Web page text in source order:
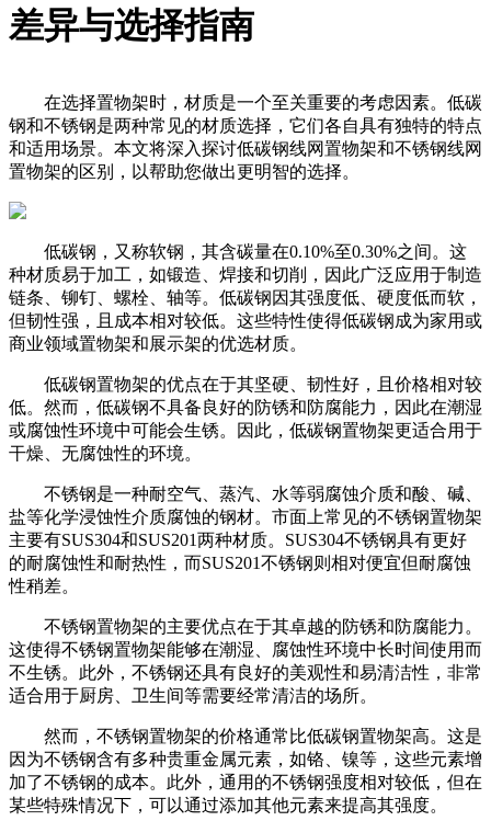
差异与选择指南
在选择置物架时，材质是一个至关重要的考虑因素。低碳
钢和不锈钢是两种常见的材质选择，它们各自具有独特的特点
和适用场景。本文将深入探讨低碳钢线网置物架和不锈钢线网
置物架的区别，以帮助您做出更明智的选择。
低碳钢，又称软钢，其含碳量在0.10%至0.30%之间。这
种材质易于加工，如锻造、焊接和切削，因此广泛应用于制造
链条、铆钉、螺栓、轴等。低碳钢因其强度低、硬度低而软，
但韧性强，且成本相对较低。这些特性使得低碳钢成为家用或
商业领域置物架和展示架的优选材质。
低碳钢置物架的优点在于其坚硬、韧性好，且价格相对较
低。然而，低碳钢不具备良好的防锈和防腐能力，因此在潮湿
或腐蚀性环境中可能会生锈。因此，低碳钢置物架更适合用于
干燥、无腐蚀性的环境。
不锈钢是一种耐空气、蒸汽、水等弱腐蚀介质和酸、碱、
盐等化学浸蚀性介质腐蚀的钢材。市面上常见的不锈钢置物架
主要有SUS304和SUS201两种材质。SUS304不锈钢具有更好
的耐腐蚀性和耐热性，而SUS201不锈钢则相对便宜但耐腐蚀
性稍差。
不锈钢置物架的主要优点在于其卓越的防锈和防腐能力。
这使得不锈钢置物架能够在潮湿、腐蚀性环境中长时间使用而
不生锈。此外，不锈钢还具有良好的美观性和易清洁性，非常
适合用于厨房、卫生间等需要经常清洁的场所。
然而，不锈钢置物架的价格通常比低碳钢置物架高。这是
因为不锈钢含有多种贵重金属元素，如铬、镍等，这些元素增
加了不锈钢的成本。此外，通用的不锈钢强度相对较低，但在
某些特殊情况下，可以通过添加其他元素来提高其强度。